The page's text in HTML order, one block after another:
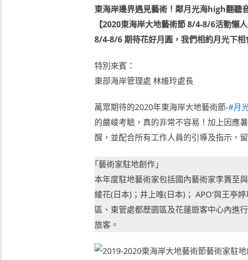
東海岸邊界遇見藝術！鄰月光海high翻聽
【2020東海岸大地藝術節 8/4-8/6活動懶
8/4-8/6 期待花好月圓，我們相約月光下相
特別來賓：
東部海岸管理處 林維玲處長
萬眾期待的2020年東海岸大地藝術節-#月
的嚴峻考驗，真的非常不容易！加上因應
醒，並配合所有工作人員的引導及指示，
｢藝術家駐地創作｣
本年度駐地藝術家包括國內藝術家李簣至
綾花(日本)；井上唯(日本)； APO’與王亭
區、東管處都歷園區及花蓮遊客中心內進
旅客。